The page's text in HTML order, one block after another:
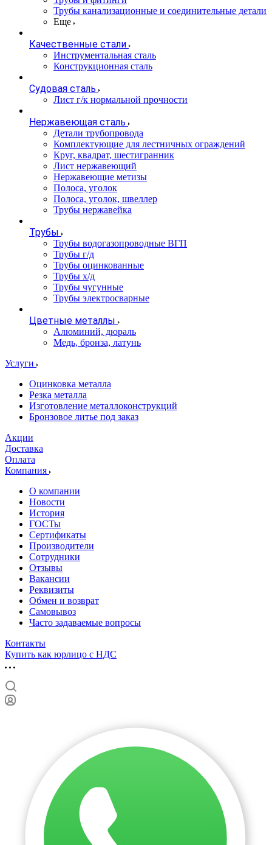
Трубы канализационные и соединительные детали
Еще
Качественные стали
Инструментальная сталь
Конструкционная сталь
Судовая сталь
Лист г/к нормальной прочности
Нержавеющая сталь
Детали трубопровода
Комплектующие для лестничных ограждений
Круг, квадрат, шестигранник
Лист нержавеющий
Нержавеющие метизы
Полоса, уголок
Полоса, уголок, швеллер
Трубы нержавейка
Трубы
Трубы водогазопроводные ВГП
Трубы г/д
Трубы оцинкованные
Трубы х/д
Трубы чугунные
Трубы электросварные
Цветные металлы
Алюминий, дюраль
Медь, бронза, латунь
Услуги
Оцинковка металла
Резка металла
Изготовление металлоконструкций
Бронзовое литье под заказ
Акции
Доставка
Оплата
Компания
О компании
Новости
История
ГОСТы
Сертификаты
Производители
Сотрудники
Отзывы
Вакансии
Реквизиты
Обмен и возврат
Самовывоз
Часто задаваемые вопросы
Контакты
Купить как юрлицо с НДС